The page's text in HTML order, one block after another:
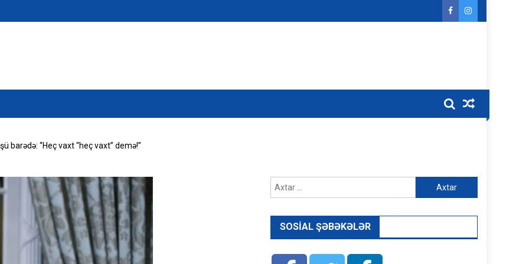
barədə: “Heç vaxt “heç vaxt” demə!”
Axtarış:
SOSIAL ŞƏBƏKƏLƏR